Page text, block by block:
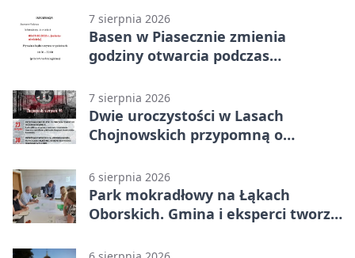
7 sierpnia 2026
Basen w Piasecznie zmienia
godziny otwarcia podczas
7 sierpnia 2026
Dwie uroczystości w Lasach
Chojnowskich przypomną o
6 sierpnia 2026
Park mokradłowy na Łąkach
Oborskich. Gmina i eksperci tworzą